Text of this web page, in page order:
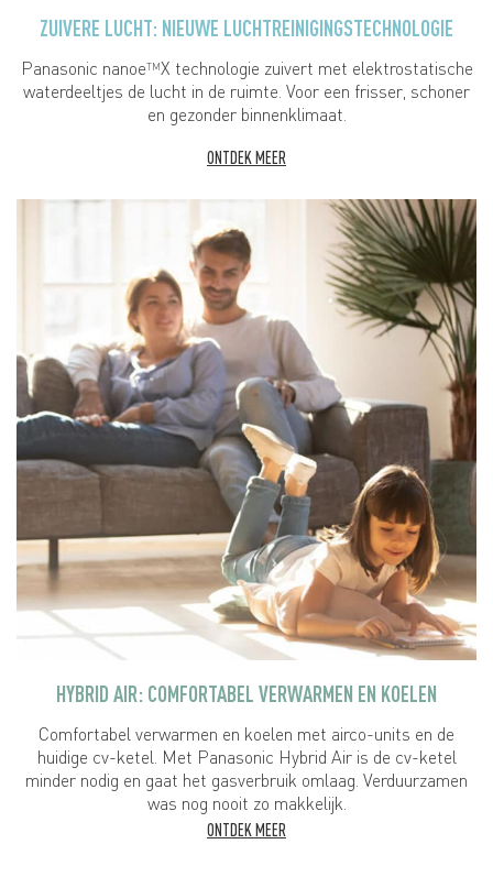
ZUIVERE LUCHT: NIEUWE LUCHTREINIGINGSTECHNOLOGIE
Panasonic nanoeTMX technologie zuivert met elektrostatische
waterdeeltjes de lucht in de ruimte. Voor een frisser, schoner
en gezonder binnenklimaat.
ONTDEK MEER
HYBRID AIR: COMFORTABEL VERWARMEN EN KOELEN
Comfortabel verwarmen en koelen met airco-units en de
huidige cv-ketel. Met Panasonic Hybrid Air is de cv-ketel
minder nodig en gaat het gasverbruik omlaag. Verduurzamen
was nog nooit zo makkelijk.
ONTDEK MEER